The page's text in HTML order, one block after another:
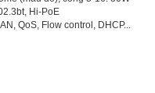
Hi-PoE
QoS, Flow control, DHCP...